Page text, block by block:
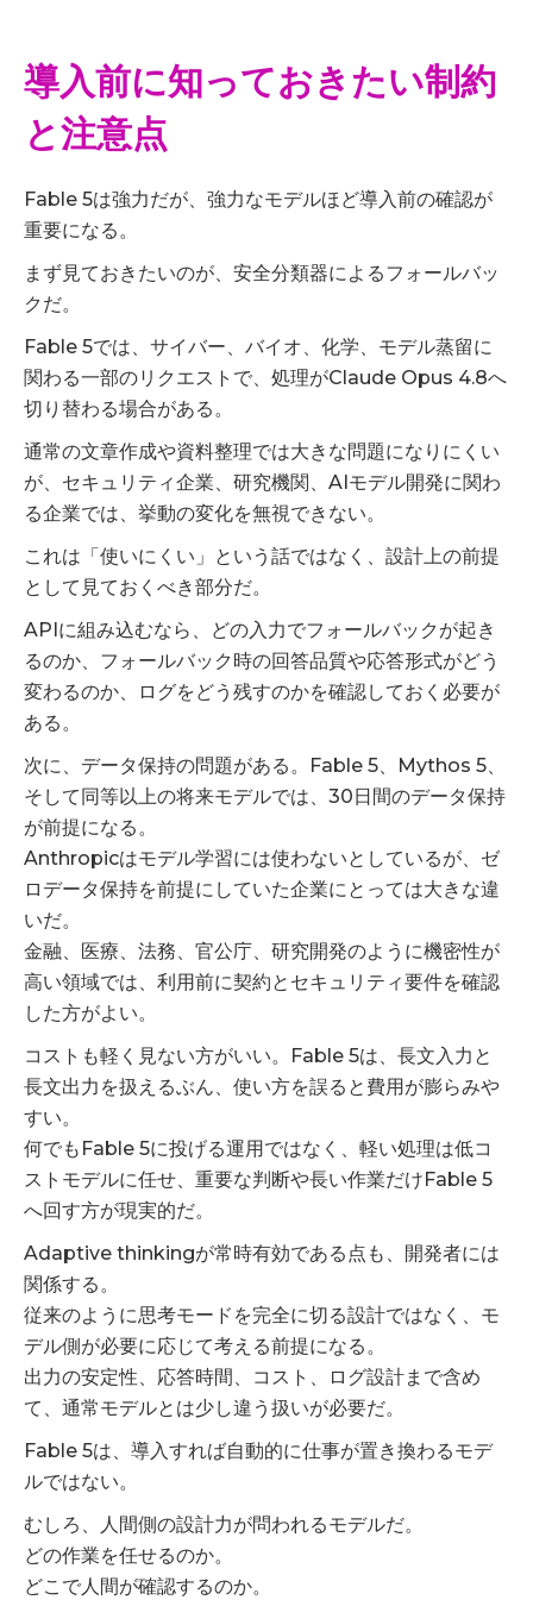
導入前に知っておきたい制約
と注意点
Fable 5は強力だが、強力なモデルほど導入前の確認が
重要になる。
まず見ておきたいのが、安全分類器によるフォールバッ
クだ。
Fable 5では、サイバー、バイオ、化学、モデル蒸留に
関わる一部のリクエストで、処理がClaude Opus 4.8へ
切り替わる場合がある。
通常の文章作成や資料整理では大きな問題になりにくい
が、セキュリティ企業、研究機関、AIモデル開発に関わ
る企業では、挙動の変化を無視できない。
これは「使いにくい」という話ではなく、設計上の前提
として見ておくべき部分だ。
APIに組み込むなら、どの入力でフォールバックが起き
るのか、フォールバック時の回答品質や応答形式がどう
変わるのか、ログをどう残すのかを確認しておく必要が
ある。
次に、データ保持の問題がある。Fable 5、Mythos 5、
そして同等以上の将来モデルでは、30日間のデータ保持
が前提になる。
Anthropicはモデル学習には使わないとしているが、ゼ
ロデータ保持を前提にしていた企業にとっては大きな違
いだ。
金融、医療、法務、官公庁、研究開発のように機密性が
高い領域では、利用前に契約とセキュリティ要件を確認
した方がよい。
コストも軽く見ない方がいい。Fable 5は、長文入力と
長文出力を扱えるぶん、使い方を誤ると費用が膨らみや
すい。
何でもFable 5に投げる運用ではなく、軽い処理は低コ
ストモデルに任せ、重要な判断や長い作業だけFable 5
へ回す方が現実的だ。
Adaptive thinkingが常時有効である点も、開発者には
関係する。
従来のように思考モードを完全に切る設計ではなく、モ
デル側が必要に応じて考える前提になる。
出力の安定性、応答時間、コスト、ログ設計まで含め
て、通常モデルとは少し違う扱いが必要だ。
Fable 5は、導入すれば自動的に仕事が置き換わるモデ
ルではない。
むしろ、人間側の設計力が問われるモデルだ。
どの作業を任せるのか。
どこで人間が確認するのか。